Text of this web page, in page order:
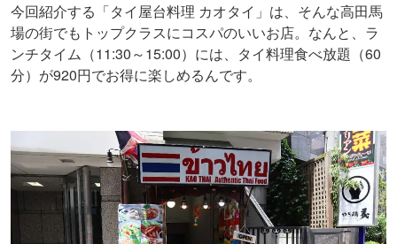
今回紹介する「タイ屋台料理 カオタイ」は、そんな高田馬
場の街でもトップクラスにコスパのいいお店。なんと、ラ
ンチタイム（11:30～15:00）には、タイ料理食べ放題（60
分）が920円でお得に楽しめるんです。